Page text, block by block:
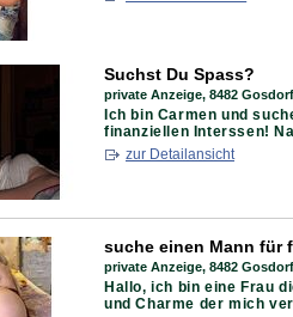
Suchst Du Spass?
private Anzeige, 8482
Ich bin Carmen und
finanziellen Interssen!
zur Detailansicht
suche einen Mann für
private Anzeige, 8482
Hallo, ich bin eine Frau
und Charme der mich